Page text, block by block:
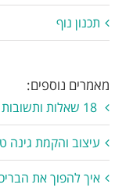
תכנון נוף
מאמרים נוספים:
עיצוב והקמת גינה
איך להפוך את